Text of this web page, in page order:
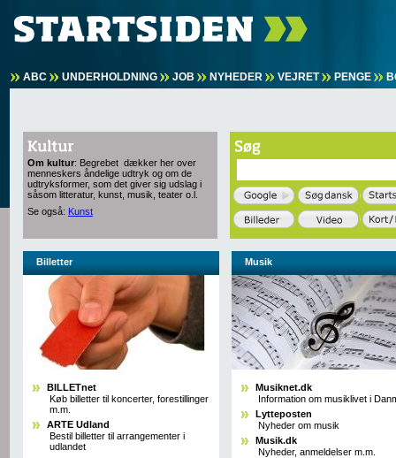
ABC UNDERHOLDNING JOB NYHEDER VEJRET PENGE
Om kultur: Begrebet dækker her over
menneskers åndelige udtryk og om de
udtryksformer, som det giver sig udslag i
såsom litteratur, kunst, musik, teater o.l.
Se også: Kunst
Billetter
BILLETnet
Køb billetter til koncerter, forestillinger
m.m.
ARTE Udland
Bestil billetter til arrangementer i
udlandet
Musik
Musiknet.dk
Information om musiklivet i
Lytteposten
Nyheder om musik
Musik.dk
Nyheder, anmeldelser m.m.